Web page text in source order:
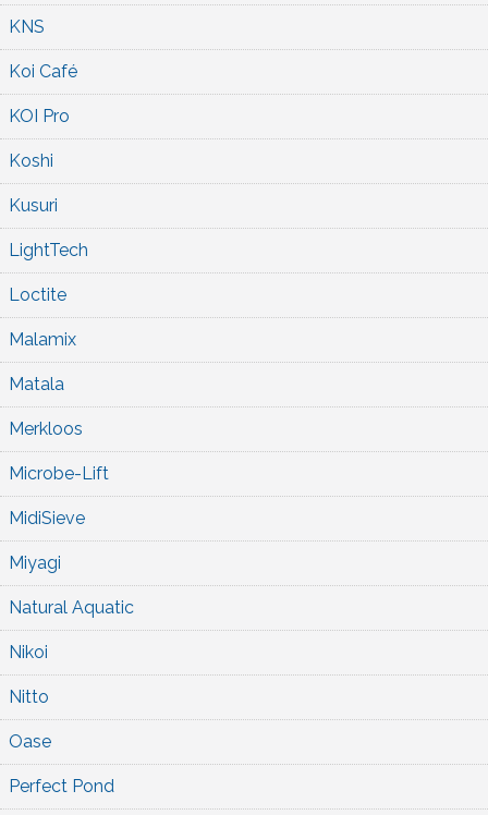
KNS
Koi Café
KOI Pro
Koshi
Kusuri
LightTech
Loctite
Malamix
Matala
Merkloos
Microbe-Lift
MidiSieve
Miyagi
Natural Aquatic
Nikoi
Nitto
Oase
Perfect Pond